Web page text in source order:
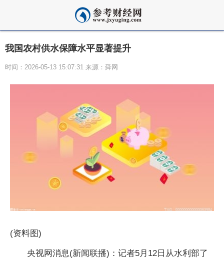
我国农村供水保障水平显著提升
时间：2026-05-13 15:07:31 来源：舜网
(资料图)
央视网消息(新闻联播)：记者5月12日从水利部了